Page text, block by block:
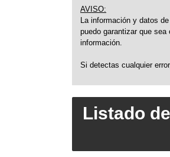
AVISO:
La información y datos
puedo garantizar que
información.
Si detectas cualquier
Listado